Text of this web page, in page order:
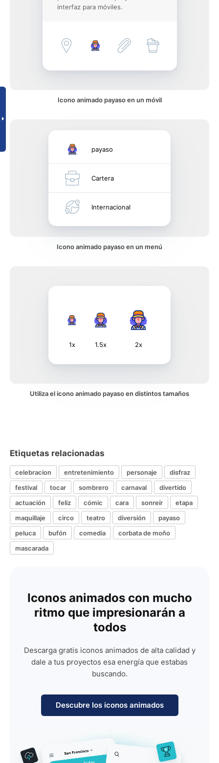
interfaz para móviles.
Icono animado payaso en un móvil
payaso
Cartera
Internacional
Icono animado payaso en un menú
1x 1.5x 2x
Utiliza el icono animado payaso en distintos tamaños
Etiquetas relacionadas
celebracion entretenimiento personaje
disfraz
festival
tocar sombrero carnaval
divertido
actuación
feliz cómic cara sonreír
etapa
maquillaje
circo teatro diversión
payaso
peluca
bufón comedia
corbata de moño
mascarada
Iconos animados con mucho
ritmo que impresionarán a
todos
Descarga gratis iconos animados de alta calidad y
dale a tus proyectos esa energía que estabas
buscando.
Descubre los iconos animados